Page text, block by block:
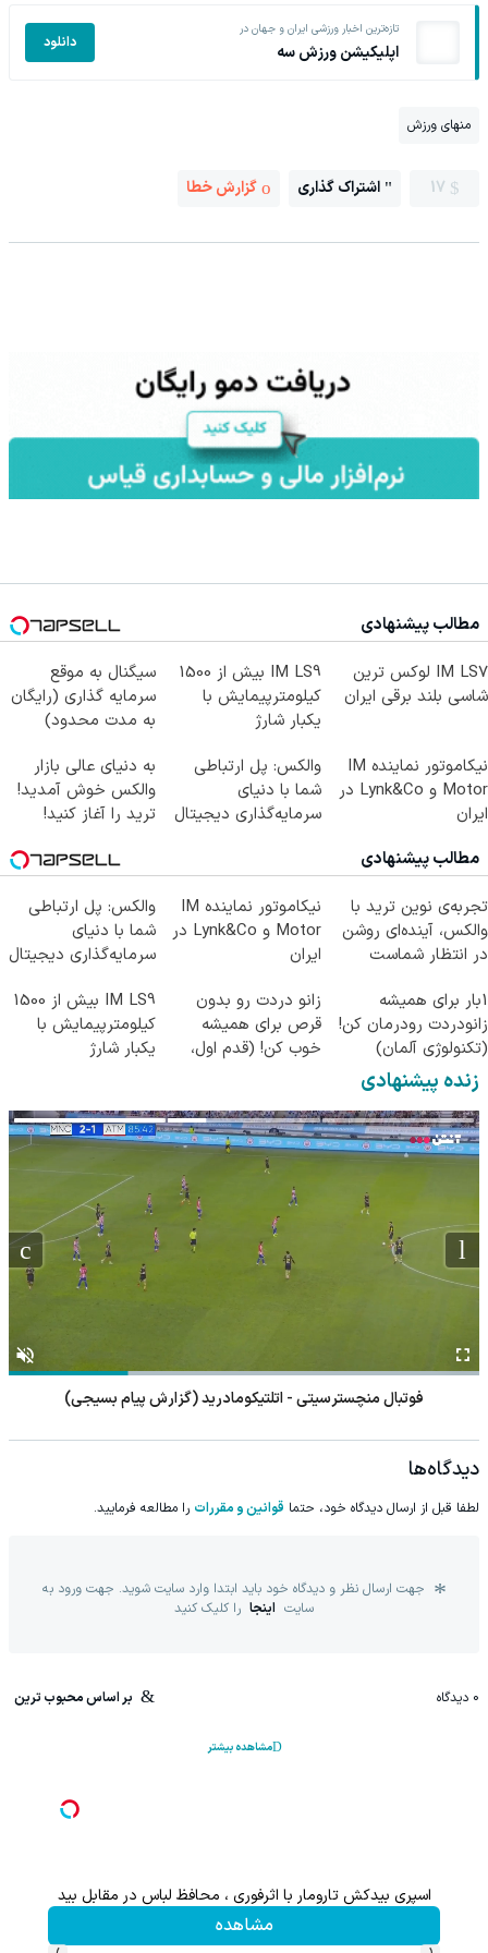
تازه‌ترین اخبار ورزشی ایران و جهان در
اپلیکیشن ورزش سه دانلود
منهای ورزش
17 اشتراک گذاری گزارش خطا
مطالب پیشنهادی
IM LS7 لوکس ترین
شاسی بلند برقی ایران
IM LS9 بیش از 1500
کیلومترپیمایش با
یکبار شارژ
سیگنال به موقع
سرمایه گذاری (رایگان
به مدت محدود)
نیکاموتور نماینده IM
Motor و Lynk&Co در
ایران
والکس: پل ارتباطی
شما با دنیای
سرمایه‌گذاری دیجیتال
به دنیای عالی بازار
والکس خوش آمدید!
ترید را آغاز کنید!
مطالب پیشنهادی
تجربه‌ی نوین ترید با
والکس، آینده‌ای روشن
در انتظار شماست
نیکاموتور نماینده IM
Motor و Lynk&Co در
ایران
والکس: پل ارتباطی
شما با دنیای
سرمایه‌گذاری دیجیتال
1بار برای همیشه
زانودردت رودرمان کن!
(تکنولوژی آلمان)
◂پرسشنامه▸
زانو دردت رو بدون
قرص برای همیشه
خوب کن! (قدم اول،
IM LS9 بیش از 1500
کیلومترپیمایش با
یکبار شارژ
زنده پیشنهادی
فوتبال منچسترسیتی - اتلتیکومادرید (گزارش پیام بسیجی)
دیدگاه‌ها
لطفا قبل از ارسال دیدگاه خود، حتما قوانین و مقررات را مطالعه فرمایید.
جهت ارسال نظر و دیدگاه خود باید ابتدا وارد سایت شوید. جهت ورود به
سایت اینجا را کلیک کنید
0 دیدگاه بر اساس محبوب ترین
مشاهده بیشتر
اسپری بیدکش تارومار با اثرفوری ، محافظ لباس در مقابل بید
مشاهده